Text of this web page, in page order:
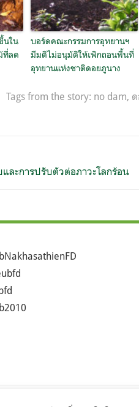
นใน
ที่ลด
บอร์ดคณะกรรมการอุทยานฯ
มีมติไม่อนุมัติให้เพิกถอนพื้นที่
อุทยานแห่งชาติดอยภูนาง
Tags from the story: no dam,
ละการปรับตัวต่อภาวะโลกร้อน